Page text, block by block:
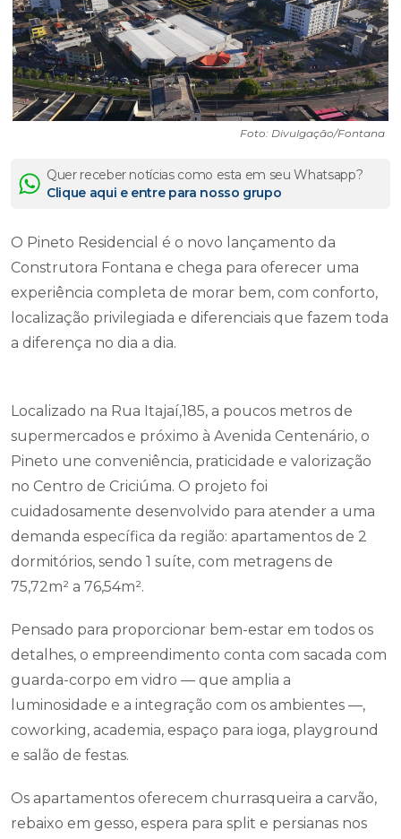
Foto: Divulgação/Fontana
Quer receber notícias como esta em seu Whatsapp?
Clique aqui e entre para nosso grupo
O Pineto Residencial é o novo lançamento da
Construtora Fontana e chega para oferecer uma
experiência completa de morar bem, com conforto,
localização privilegiada e diferenciais que fazem toda
a diferença no dia a dia.
Localizado na Rua Itajaí,185, a poucos metros de
supermercados e próximo à Avenida Centenário, o
Pineto une conveniência, praticidade e valorização
no Centro de Criciúma. O projeto foi
cuidadosamente desenvolvido para atender a uma
demanda específica da região: apartamentos de 2
dormitórios, sendo 1 suíte, com metragens de
75,72m² a 76,54m².
Pensado para proporcionar bem-estar em todos os
detalhes, o empreendimento conta com sacada com
guarda-corpo em vidro — que amplia a
luminosidade e a integração com os ambientes —,
coworking, academia, espaço para ioga, playground
e salão de festas.
Os apartamentos oferecem churrasqueira a carvão,
rebaixo em gesso, espera para split e persianas nos